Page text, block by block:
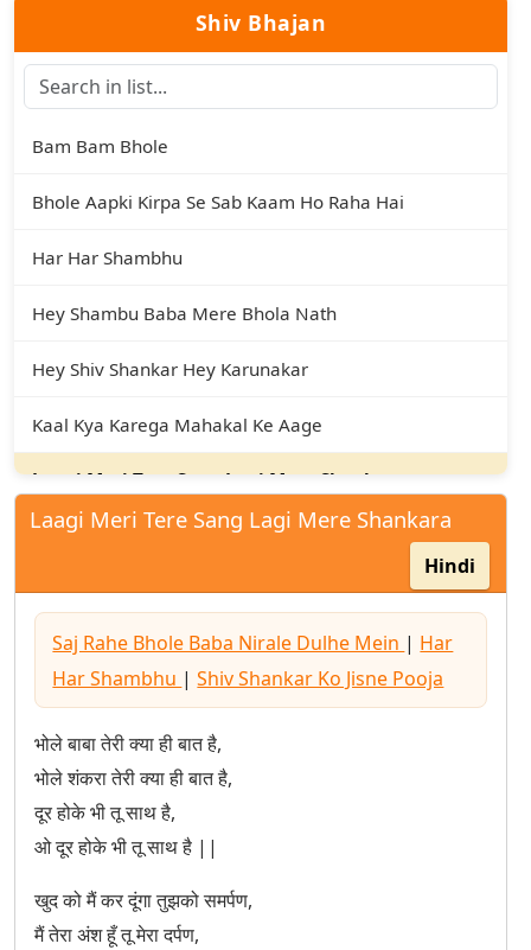
Shiv Bhajan
Bam Bam Bhole
Bhole Aapki Kirpa Se Sab Kaam Ho Raha Hai
Har Har Shambhu
Hey Shambu Baba Mere Bhola Nath
Hey Shiv Shankar Hey Karunakar
Kaal Kya Karega Mahakal Ke Aage
Laagi Meri Tere Sang Lagi Mere Shankara
Man Mera Mandir Shiv Meri Puja
Mera Bhola Hai Bhandari Kare Nandi Ki Sawari
Om Namah Shivaya Dhun
Parvati Tera Bhola Jagat Me Sabse Nirala Hai
Saj Rahe Bhole Baba Nirale Dulhe Mein
Sare Jag Ka Hai Wo Rakhwala
Shiv Ki Baraat Aayi Hai
Laagi Meri Tere Sang Lagi Mere Shankara
Hindi
Saj Rahe Bhole Baba Nirale Dulhe Mein | Har
Har Shambhu |Shiv Shankar Ko Jisne Pooja
भोले बाबा तेरी क्या ही बात है,
भोले शंकरा तेरी क्या ही बात है,
दूर होके भी तू साथ है,
ओ दूर होके भी तू साथ है ||
खुद को मैं कर दूंगा तुझको समर्पण,
मैं तेरा अंश हूँ तू मेरा दर्पण,